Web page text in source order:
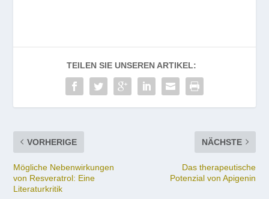
TEILEN SIE UNSEREN ARTIKEL:
VORHERIGE
Mögliche Nebenwirkungen
von Resveratrol: Eine
Literaturkritik
NÄCHSTE
Das therapeutische
Potenzial von Apigenin